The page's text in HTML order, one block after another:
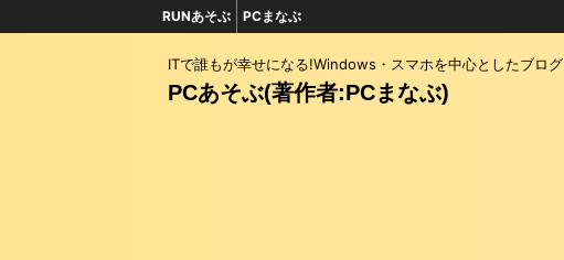
ITで誰もが幸せになる!Windows・スマホを中心としたブログ
PCあそぶ(著作者:PCまなぶ)
RUNあそぶ PCまなぶ